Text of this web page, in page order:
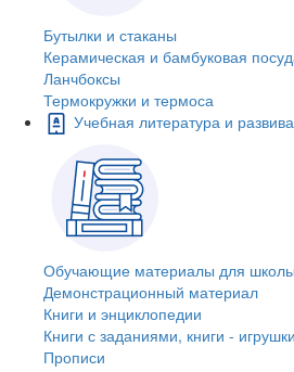
Бутылки и стаканы
Керамическая и бамбуковая
Ланчбоксы
Термокружки и термоса
Учебная литература и
Обучающие материалы для школы
Демонстрационный материал
Книги и энциклопедии
Книги с заданиями, книги - игрушки
Прописи